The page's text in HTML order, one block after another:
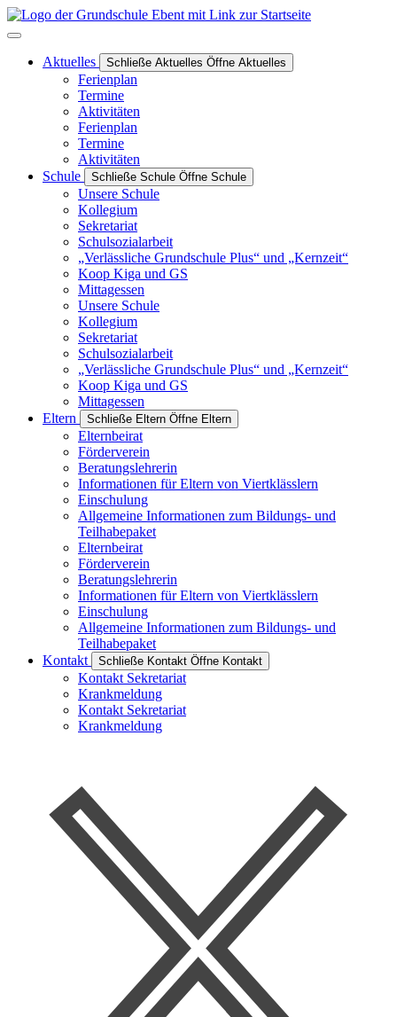
Inhalt
springen
Aktuelles Schließe Aktuelles Öffne Aktuelles
Ferienplan
Termine
Aktivitäten
Ferienplan
Termine
Aktivitäten
Schule
Schließe Schule Öffne Schule
Unsere Schule
Kollegium
Sekretariat
Schulsozialarbeit
„Verlässliche Grundschule Plus“ und „Kernzeit“
Koop Kiga und GS
Mittagessen
Unsere Schule
Kollegium
Sekretariat
Schulsozialarbeit
„Verlässliche Grundschule Plus“ und „Kernzeit“
Koop Kiga und GS
Mittagessen
Eltern
Schließe Eltern Öffne Eltern
Elternbeirat
Förderverein
Beratungslehrerin
Informationen für Eltern von Viertklässlern
Einschulung
Allgemeine Informationen zum Bildungs- und
Teilhabepaket
Elternbeirat
Förderverein
Beratungslehrerin
Informationen für Eltern von Viertklässlern
Einschulung
Allgemeine Informationen zum Bildungs- und
Teilhabepaket
Kontakt
Schließe Kontakt Öffne Kontakt
Kontakt Sekretariat
Krankmeldung
Kontakt Sekretariat
Krankmeldung